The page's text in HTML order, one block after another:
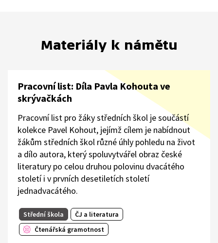
Materiály k námětu
Pracovní list: Díla Pavla Kohouta ve
skrývačkách
Pracovní list pro žáky středních škol je součástí
kolekce Pavel Kohout, jejímž cílem je nabídnout
žákům středních škol různé úhly pohledu na život
a dílo autora, který spoluvytvářel obraz české
literatury po celou druhou polovinu dvacátého
století i v prvních desetiletích století
jednadvacátého.
Střední škola
ČJ a literatura
Čtenářská gramotnost